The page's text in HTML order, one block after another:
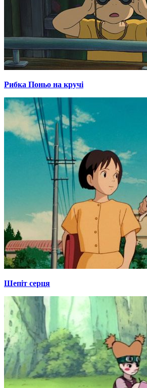
Рибка Поньо на кручі
Шепіт серця